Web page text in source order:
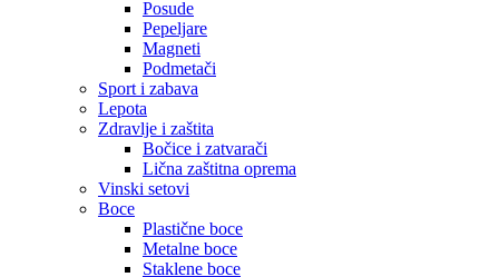
Posude
Pepeljare
Magneti
Podmetači
Sport i zabava
Lepota
Zdravlje i zaštita
Bočice i zatvarači
Lična zaštitna oprema
Vinski setovi
Boce
Plastične boce
Metalne boce
Staklene boce